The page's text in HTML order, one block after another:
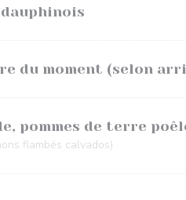
du moment (selon
pommes de terre
flambés calvados)